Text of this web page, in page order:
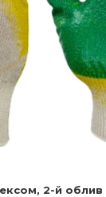
2-й облив